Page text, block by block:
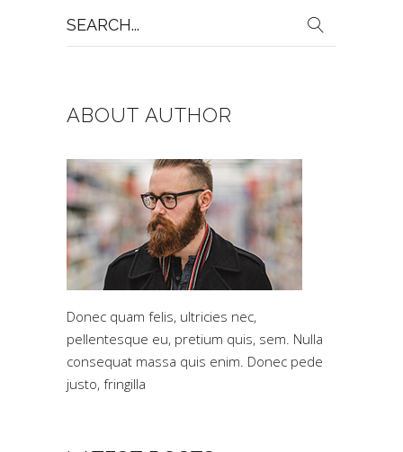
for:
ABOUT AUTHOR
Donec quam felis, ultricies nec,
pellentesque eu, pretium quis, sem. Nulla
consequat massa quis enim. Donec pede
justo, fringilla